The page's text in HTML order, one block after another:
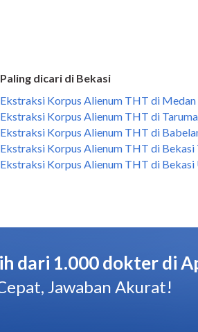
Paling dicari di Bekasi
Ekstraksi Korpus Alienum THT di Medan
Ekstraksi Korpus Alienum THT di
Ekstraksi Korpus Alienum THT di
Ekstraksi Korpus Alienum THT di Bekasi
Ekstraksi Korpus Alienum THT di Bekasi